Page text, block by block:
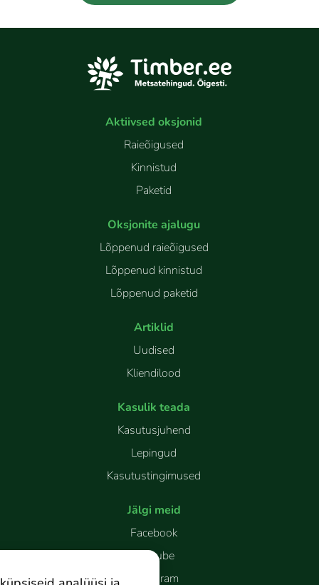
Aktiivsed oksjonid
Raieõigused
Kinnistud
Paketid
Oksjonite ajalugu
Lõppenud raieõigused
Lõppenud kinnistud
Lõppenud paketid
Artiklid
Uudised
Kliendilood
Kasulik teada
Kasutusjuhend
Lepingud
Kasutustingimused
Jälgi meid
Facebook
Youtube
Instagram